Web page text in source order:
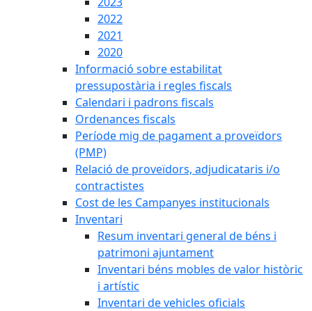
2022
2021
2020
Informació sobre estabilitat
pressupostària i regles fiscals
Calendari i padrons fiscals
Ordenances fiscals
Període mig de pagament a proveïdors
(PMP)
Relació de proveïdors, adjudicataris i/o
contractistes
Cost de les Campanyes institucionals
Inventari
Resum inventari general de béns i
patrimoni ajuntament
Inventari béns mobles de valor històric
i artístic
Inventari de vehicles oficials